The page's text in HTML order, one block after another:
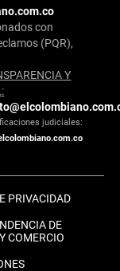
con
(PQR),
Y
judiciales:
PRIVACIDAD
DE
COMERCIO